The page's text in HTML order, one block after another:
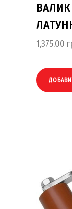
1,375.00